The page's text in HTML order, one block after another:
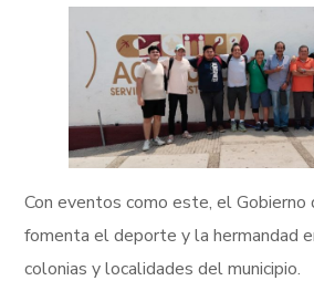
Con eventos como este, el Gobierno
fomenta el deporte y la hermandad
colonias y localidades del municipio.